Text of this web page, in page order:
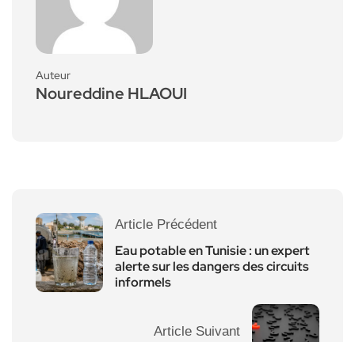
Auteur
Noureddine HLAOUI
Article Précédent
Eau potable en Tunisie : un expert
alerte sur les dangers des circuits
informels
Article Suivant